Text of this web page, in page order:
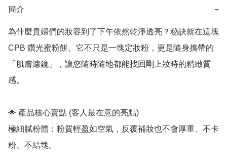
簡介 −
為什麼貴婦們的妝容到了下午依然乾淨透亮？秘訣就在這塊
CPB 鑽光蜜粉餅。它不只是一塊定妝粉，更是隨身攜帶的
「肌膚濾鏡」，讓您隨時隨地都能找回剛上妝時的精緻質
感。
🌟 產品核心賣點 (客人最在意的亮點)
極細膩粉體：粉質輕盈如空氣，反覆補妝也不會厚重、不卡
粉、不結塊。